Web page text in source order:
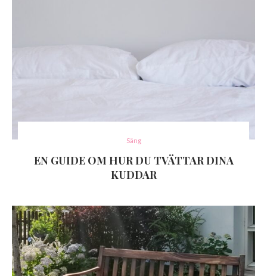
Säng
EN GUIDE OM HUR DU TVÄTTAR DINA
KUDDAR